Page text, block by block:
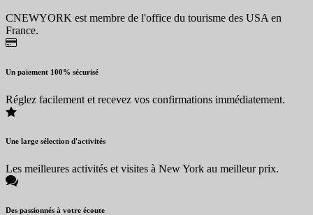
CNEWYORK est membre de l'office du tourisme des USA en
France.
Un paiement 100% sécurisé
Réglez facilement et recevez vos confirmations immédiatement.
Une large sélection d'activités
Les meilleures activités et visites à New York au meilleur prix.
Des passionnés à votre écoute